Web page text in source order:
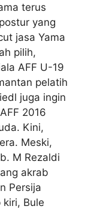
terus
yang
jasa Yama
pilih,
AFF U-19
pelatih
juga ingin
2016
Kini,
Meski,
M Rezaldi
akrab
Persija
Bule